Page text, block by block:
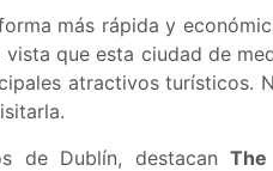
más rápida y
que esta ciudad de
atractivos turísticos.
de Dublín, destacan